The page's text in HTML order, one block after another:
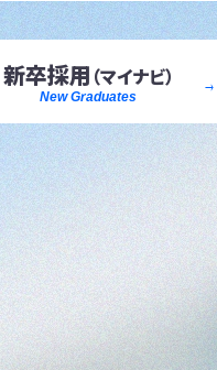
新卒採用 （マイナビ）
New Graduates